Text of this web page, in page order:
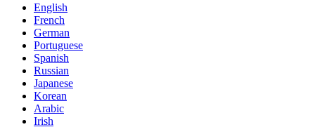
English
French
German
Portuguese
Spanish
Russian
Japanese
Korean
Arabic
Irish